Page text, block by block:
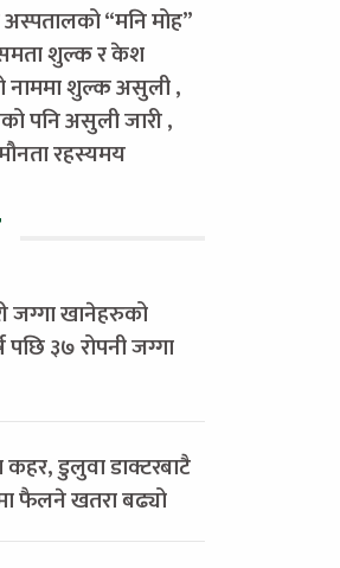
“मनि मोह”
शुल्क र केश
नाममा शुल्क असुली ,
पनि असुली जारी ,
रहस्यमय
जग्गा खानेहरुको
पछि ३७ रोपनी जग्गा
कहर, डुलुवा डाक्टरबाटै
फैलने खतरा बढ्यो